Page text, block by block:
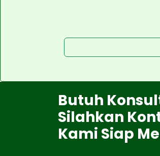
Butuh
Silahkan
Kami Siap